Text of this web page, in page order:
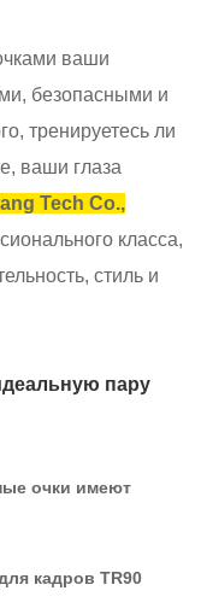
ваши
безопасными и
тренируетесь ли
ваши глаза
Tech Co.,
класса,
стиль и
пару
очки имеют
кадров TR90